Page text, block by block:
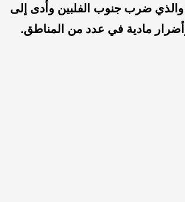
درجة، والذي ضرب جنوب الفلبين وأدى إلى
مادية في عدد من المناطق.